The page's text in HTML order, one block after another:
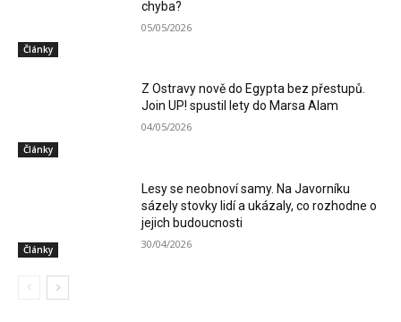
Články
chyba?
05/05/2026
Články
Z Ostravy nově do Egypta bez přestupů.
Join UP! spustil lety do Marsa Alam
04/05/2026
Články
Lesy se neobnoví samy. Na Javorníku
sázely stovky lidí a ukázaly, co rozhodne o
jejich budoucnosti
30/04/2026